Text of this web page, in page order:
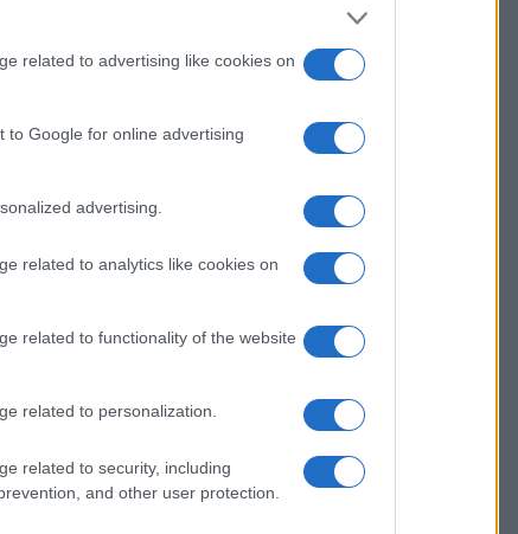
related to advertising like cookies on
to Google for online advertising
advertising.
related to analytics like cookies on
related to functionality of the website
related to personalization.
related to security, including
and other user protection.
e bio. Per
saraceno
attorno alberberè
paprika, peperoncino,
zenzero e cannella. Il
mentre pollo e manzo
pasta all’olio facile
o una pasta semplice
costruiscono il
acido, sempre con